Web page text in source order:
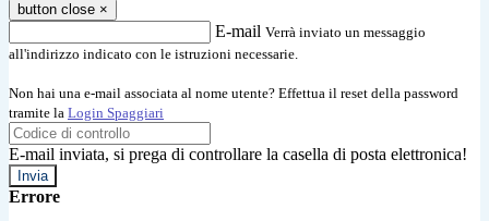
button close ×
E-mail Verrà inviato un messaggio
all'indirizzo indicato con le istruzioni necessarie.
Non hai una e-mail associata al nome utente? Effettua il reset della password
tramite la Login Spaggiari
E-mail inviata, si prega di controllare la casella di posta elettronica!
Errore